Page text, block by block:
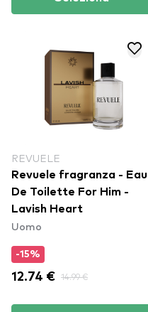
REVUELE
Revuele fragranza - Eau
De Toilette For Him -
Lavish Heart
Uomo
-15%
12.74 € 14.99 €